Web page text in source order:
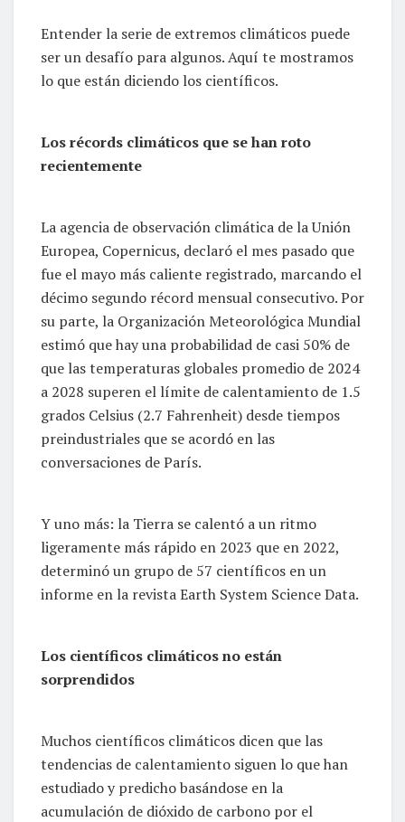
Entender la serie de extremos climáticos puede
ser un desafío para algunos. Aquí te mostramos
lo que están diciendo los científicos.
Los récords climáticos que se han roto
recientemente
La agencia de observación climática de la Unión
Europea, Copernicus, declaró el mes pasado que
fue el mayo más caliente registrado, marcando el
décimo segundo récord mensual consecutivo. Por
su parte, la Organización Meteorológica Mundial
estimó que hay una probabilidad de casi 50% de
que las temperaturas globales promedio de 2024
a 2028 superen el límite de calentamiento de 1.5
grados Celsius (2.7 Fahrenheit) desde tiempos
preindustriales que se acordó en las
conversaciones de París.
Y uno más: la Tierra se calentó a un ritmo
ligeramente más rápido en 2023 que en 2022,
determinó un grupo de 57 científicos en un
informe en la revista Earth System Science Data.
Los científicos climáticos no están
sorprendidos
Muchos científicos climáticos dicen que las
tendencias de calentamiento siguen lo que han
estudiado y predicho basándose en la
acumulación de dióxido de carbono por el